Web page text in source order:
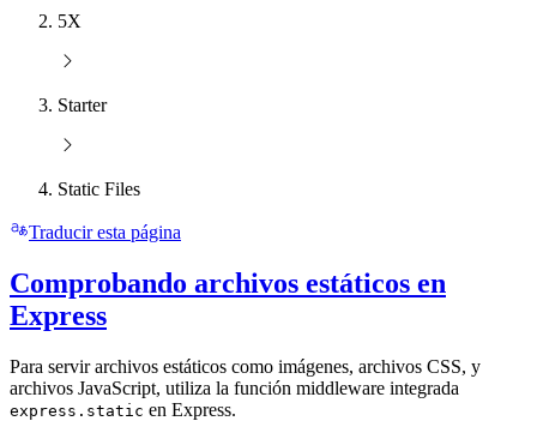
5X
Starter
Static Files
Traducir esta página
Comprobando archivos estáticos en
Express
Para servir archivos estáticos como imágenes, archivos CSS, y
archivos JavaScript, utiliza la función middleware integrada
express.static en Express.